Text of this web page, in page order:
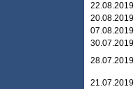
22.08.2019
20.08.2019
07.08.2019
30.07.2019
28.07.2019
21.07.2019